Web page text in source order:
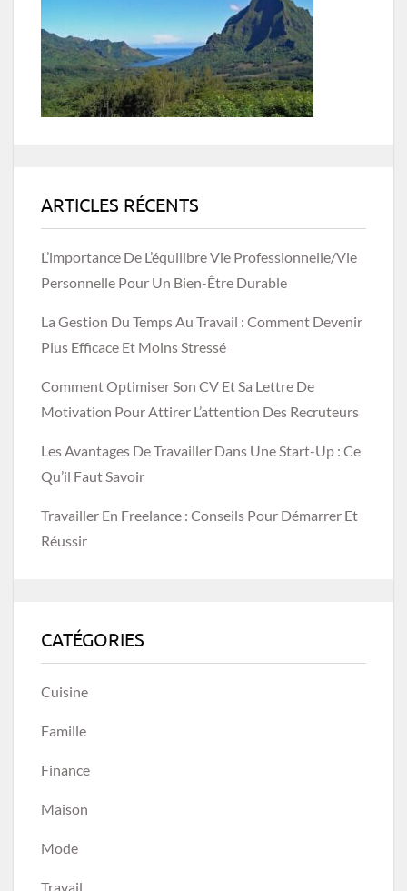
ARTICLES RÉCENTS
L’importance De L’équilibre Vie Professionnelle/vie
Personnelle Pour Un Bien-Être Durable
La Gestion Du Temps Au Travail : Comment Devenir
Plus Efficace Et Moins Stressé
Comment Optimiser Son CV Et Sa Lettre De
Motivation Pour Attirer L’attention Des Recruteurs
Les Avantages De Travailler Dans Une Start-Up : Ce
Qu’il Faut Savoir
Travailler En Freelance : Conseils Pour Démarrer Et
Réussir
CATÉGORIES
Cuisine
Famille
Finance
Maison
Mode
Travail